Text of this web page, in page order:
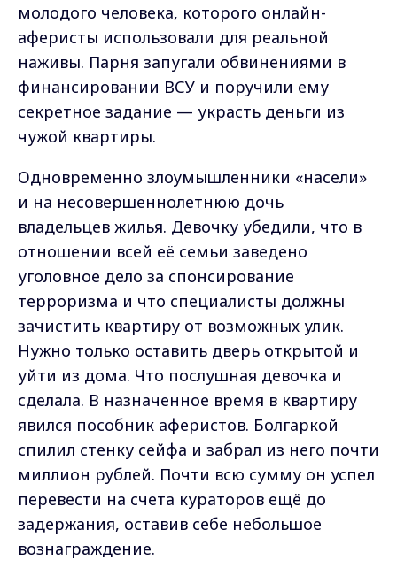
молодого человека, которого онлайн-
аферисты использовали для реальной
наживы. Парня запугали обвинениями в
финансировании ВСУ и поручили ему
секретное задание — украсть деньги из
чужой квартиры.
Одновременно злоумышленники «насели»
и на несовершеннолетнюю дочь
владельцев жилья. Девочку убедили, что в
отношении всей её семьи заведено
уголовное дело за спонсирование
терроризма и что специалисты должны
зачистить квартиру от возможных улик.
Нужно только оставить дверь открытой и
уйти из дома. Что послушная девочка и
сделала. В назначенное время в квартиру
явился пособник аферистов. Болгаркой
спилил стенку сейфа и забрал из него почти
миллион рублей. Почти всю сумму он успел
перевести на счета кураторов ещё до
задержания, оставив себе небольшое
вознаграждение.